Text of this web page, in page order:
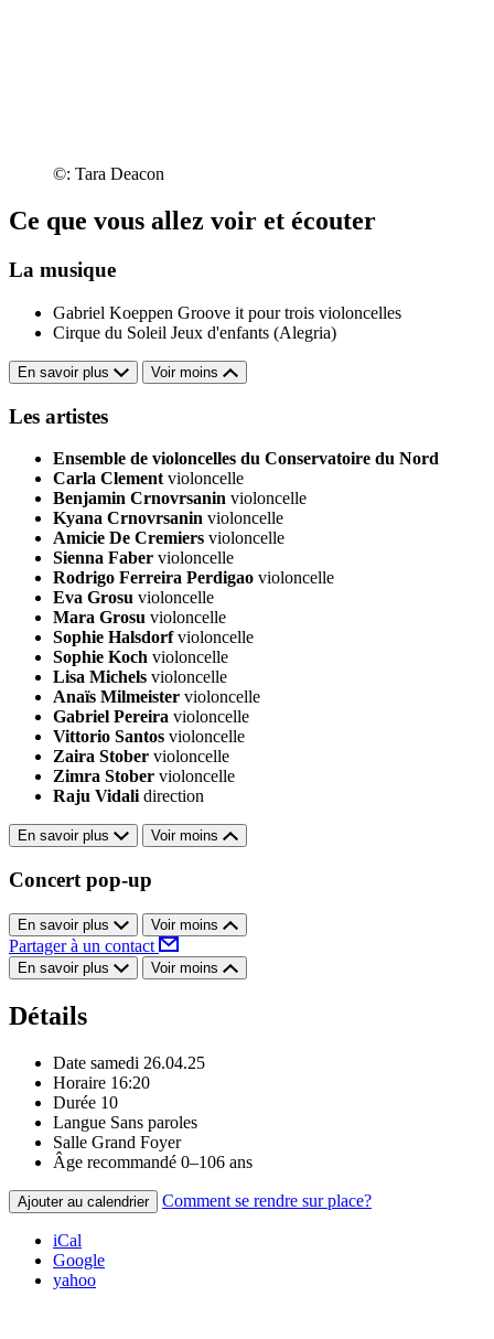
©: Tara Deacon
Ce que vous allez voir et écouter
La musique
Gabriel Koeppen Groove it pour trois violoncelles
Cirque du Soleil Jeux d'enfants (Alegria)
En savoir plus Voir moins
Les artistes
Ensemble de violoncelles du Conservatoire du Nord
Carla Clement violoncelle
Benjamin Crnovrsanin violoncelle
Kyana Crnovrsanin violoncelle
Amicie De Cremiers violoncelle
Sienna Faber violoncelle
Rodrigo Ferreira Perdigao violoncelle
Eva Grosu violoncelle
Mara Grosu violoncelle
Sophie Halsdorf violoncelle
Sophie Koch violoncelle
Lisa Michels violoncelle
Anaïs Milmeister violoncelle
Gabriel Pereira violoncelle
Vittorio Santos violoncelle
Zaira Stober violoncelle
Zimra Stober violoncelle
Raju Vidali direction
En savoir plus Voir moins
Concert pop-up
En savoir plus Voir moins
Partager à un contact
En savoir plus Voir moins
Détails
Date samedi 26.04.25
Horaire 16:20
Durée 10
Langue Sans paroles
Salle Grand Foyer
Âge recommandé 0–106 ans
Ajouter au calendrier Comment se rendre sur place?
iCal
Google
yahoo